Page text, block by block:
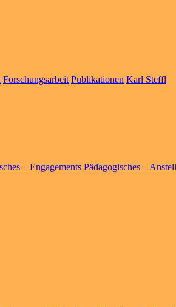
Forschungsarbeit Publikationen Karl Steffl
– Engagements Pädagogisches –